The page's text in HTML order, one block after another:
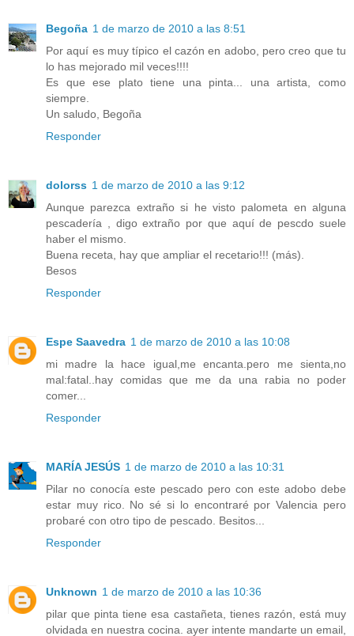
Begoña 1 de marzo de 2010 a las 8:51
Por aquí es muy típico el cazón en adobo, pero creo que tu
lo has mejorado mil veces!!!!
Es que ese plato tiene una pinta... una artista, como
siempre.
Un saludo, Begoña
Responder
dolorss 1 de marzo de 2010 a las 9:12
Aunque parezca extraño si he visto palometa en alguna
pescadería , digo extraño por que aquí de pescdo suele
haber el mismo.
Buena receta, hay que ampliar el recetario!!! (más).
Besos
Responder
Espe Saavedra 1 de marzo de 2010 a las 10:08
mi madre la hace igual,me encanta.pero me sienta,no
mal:fatal..hay comidas que me da una rabia no poder
comer...
Responder
MARÍA JESÚS 1 de marzo de 2010 a las 10:31
Pilar no conocía este pescado pero con este adobo debe
estar muy rico. No sé si lo encontraré por Valencia pero
probaré con otro tipo de pescado. Besitos...
Responder
Unknown 1 de marzo de 2010 a las 10:36
pilar que pinta tiene esa castañeta, tienes razón, está muy
olvidada en nuestra cocina. ayer intente mandarte un email,